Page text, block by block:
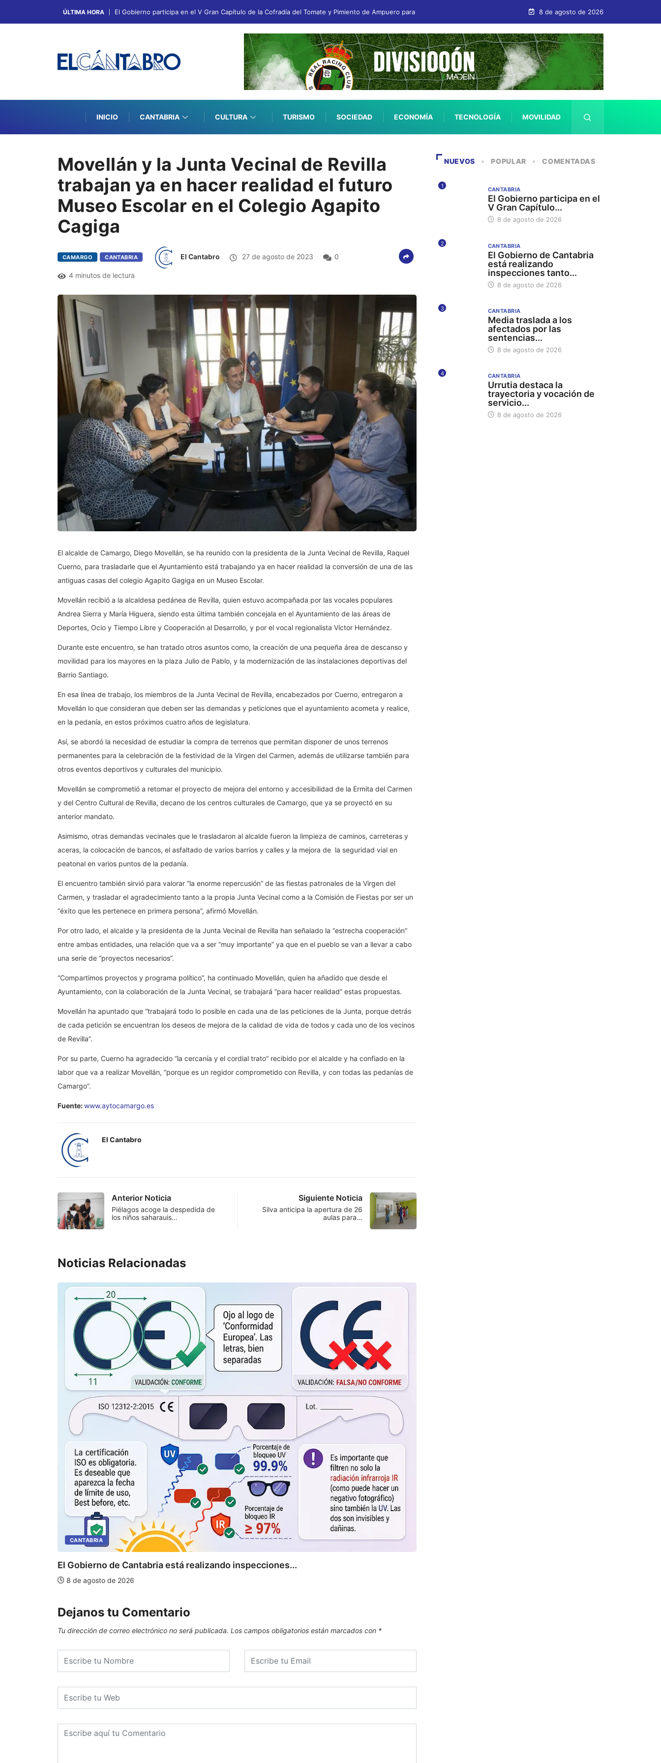
ÚLTIMA HORA El Gobierno participa en el V Gran Capítulo de la Cofradía del Tomate y Pimiento de Ampuero para apoyar la difusión de la riqueza gastronómica cántabra
8 de agosto de 2026
INICIO CANTABRIA CULTURA TURISMO SOCIEDAD ECONOMÍA TECNOLOGÍA MOVILIDAD
Movellán y la Junta Vecinal de Revilla
trabajan ya en hacer realidad el futuro
Museo Escolar en el Colegio Agapito
Cagiga
CAMARGO CANTABRIA El Cantabro 27 de agosto de 2023 0
4 minutos de lectura
El alcalde de Camargo, Diego Movellán, se ha reunido con la presidenta de la Junta Vecinal de Revilla, Raquel
Cuerno, para trasladarle que el Ayuntamiento está trabajando ya en hacer realidad la conversión de una de las
antiguas casas del colegio Agapito Gagiga en un Museo Escolar.
Movellán recibió a la alcaldesa pedánea de Revilla, quien estuvo acompañada por las vocales populares
Andrea Sierra y María Higuera, siendo esta última también concejala en el Ayuntamiento de las áreas de
Deportes, Ocio y Tiempo Libre y Cooperación al Desarrollo, y por el vocal regionalista Víctor Hernández.
Durante este encuentro, se han tratado otros asuntos como, la creación de una pequeña área de descanso y
movilidad para los mayores en la plaza Julio de Pablo, y la modernización de las instalaciones deportivas del
Barrio Santiago.
En esa línea de trabajo, los miembros de la Junta Vecinal de Revilla, encabezados por Cuerno, entregaron a
Movellán lo que consideran que deben ser las demandas y peticiones que el ayuntamiento acometa y realice,
en la pedanía, en estos próximos cuatro años de legislatura.
Así, se abordó la necesidad de estudiar la compra de terrenos que permitan disponer de unos terrenos
permanentes para la celebración de la festividad de la Virgen del Carmen, además de utilizarse también para
otros eventos deportivos y culturales del municipio.
Movellán se comprometió a retomar el proyecto de mejora del entorno y accesibilidad de la Ermita del Carmen
y del Centro Cultural de Revilla, decano de los centros culturales de Camargo, que ya se proyectó en su
anterior mandato.
Asimismo, otras demandas vecinales que le trasladaron al alcalde fueron la limpieza de caminos, carreteras y
aceras, la colocación de bancos, el asfaltado de varios barrios y calles y la mejora de la seguridad vial en
peatonal en varios puntos de la pedanía.
El encuentro también sirvió para valorar “la enorme repercusión” de las fiestas patronales de la Virgen del
Carmen, y trasladar el agradecimiento tanto a la propia Junta Vecinal como a la Comisión de Fiestas por ser un
“éxito que les pertenece en primera persona”, afirmó Movellán.
Por otro lado, el alcalde y la presidenta de la Junta Vecinal de Revilla han señalado la “estrecha cooperación”
entre ambas entidades, una relación que va a ser “muy importante” ya que en el pueblo se van a llevar a cabo
una serie de “proyectos necesarios”.
“Compartimos proyectos y programa político”, ha continuado Movellán, quien ha añadido que desde el
Ayuntamiento, con la colaboración de la Junta Vecinal, se trabajará “para hacer realidad” estas propuestas.
Movellán ha apuntado que “trabajará todo lo posible en cada una de las peticiones de la Junta, porque detrás
de cada petición se encuentran los deseos de mejora de la calidad de vida de todos y cada uno de los vecinos
de Revilla”.
Por su parte, Cuerno ha agradecido “la cercanía y el cordial trato” recibido por el alcalde y ha confiado en la
labor que va a realizar Movellán, “porque es un regidor comprometido con Revilla, y con todas las pedanías de
Camargo”.
Fuente:www.aytocamargo.es
El Cantabro
Anterior Noticia
Piélagos acoge la despedida de
los niños saharauis…
Siguiente Noticia
Silva anticipa la apertura de 26
aulas para…
Noticias Relacionadas
CANTABRIA
El Gobierno de Cantabria está realizando inspecciones...
8 de agosto de 2026
Dejanos tu Comentario
Tu dirección de correo electrónico no será publicada. Los campos obligatorios están marcados con *
NUEVOS POPULAR COMENTADAS
1 CANTABRIA
El Gobierno participa en el
V Gran Capítulo...
8 de agosto de 2026
2 CANTABRIA
El Gobierno de Cantabria
está realizando
inspecciones tanto...
8 de agosto de 2026
3 CANTABRIA
Media traslada a los
afectados por las
sentencias...
8 de agosto de 2026
4 CANTABRIA
Urrutia destaca la
trayectoria y vocación de
servicio...
8 de agosto de 2026